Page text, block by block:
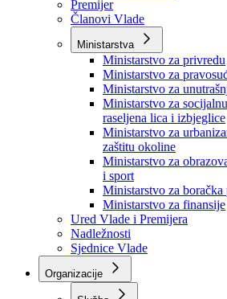
Vlada
Vlada BPK Goražde
Premijer
Članovi Vlade
Ministarstva
Ministarstvo za privredu
Ministarstvo za
Ministarstvo za
Ministarstvo za
raseljena lica i izbjeglice
Ministarstvo za
zaštitu okoline
Ministarstvo za
i sport
Ministarstvo za boračka
Ministarstvo za finansije
Ured Vlade i Premijera
Nadležnosti
Sjednice Vlade